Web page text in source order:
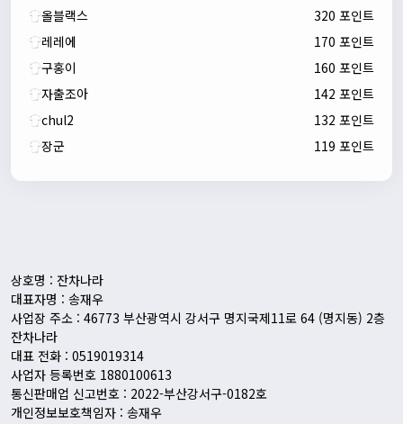
새해 복많이 받으세요!!
올블랙스
320 포인트
레레에
170 포인트
구홍이
160 포인트
자출조아
142 포인트
chul2
132 포인트
장군
119 포인트
상호명 : 잔차나라
대표자명 : 송재우
사업장 주소 : 46773 부산광역시 강서구 명지국제11로 64 (명지동) 2층
잔차나라
대표 전화 : 0519019314
사업자 등록번호 1880100613
통신판매업 신고번호 : 2022-부산강서구-0182호
개인정보보호책임자 : 송재우